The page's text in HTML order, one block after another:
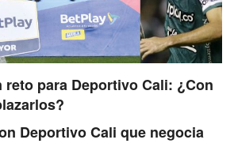
reto para Deportivo Cali: ¿Con
Deportivo Cali que negocia